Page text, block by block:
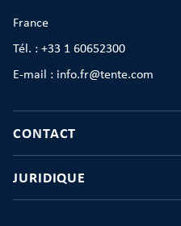
France
Tél. : +33 1 60652300
E-mail : info.fr@tente.com
CONTACT
JURIDIQUE